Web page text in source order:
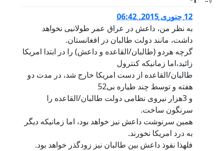
12 جنوری 2015, 06:42
به نظر من، داعش در عراق عمر طولانیی نخواهد
داشت، مانند دولت طالبان در افغانستان.
گرچه هردو (طالبان/القاعده و داعش) را در ابتدا امریکا
زائید،اما زمانیکه کنترول
طالبان/القاعده از دست امریکا خارج شد، در مدت دو
هفته و توسط چند طیاره بی52
و 3هزار نیروی نظامی دولت طالبان/القاعده را
سرنگون ساخت.
همین سرنوشت داعش نیز خواهد بود، اما زمانیکه دیگر
به درد امریکا نخورند.
فلهذا نفوذ داعش بین طالبان نیز زودگذر خواهد بود.